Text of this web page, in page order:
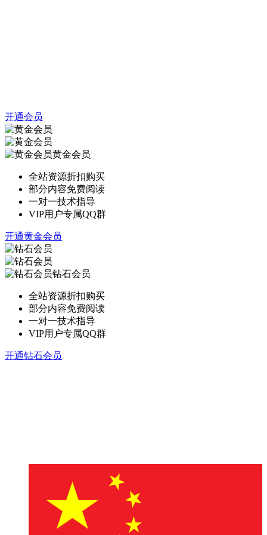
开通会员
黄金会员
全站资源折扣购买
部分内容免费阅读
一对一技术指导
VIP用户专属QQ群
开通黄金会员
钻石会员
全站资源折扣购买
部分内容免费阅读
一对一技术指导
VIP用户专属QQ群
开通钻石会员